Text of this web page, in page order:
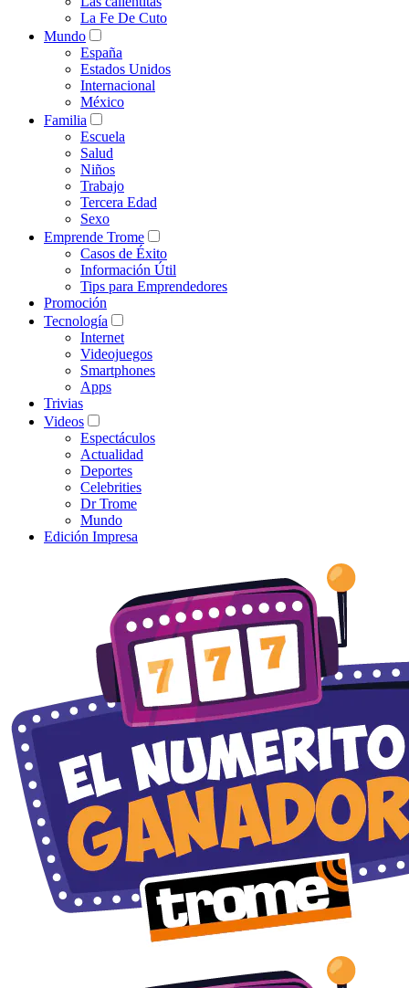
La Fe De Cuto
Mundo
España
Estados Unidos
Internacional
México
Familia
Escuela
Salud
Niños
Trabajo
Tercera Edad
Sexo
Emprende Trome
Casos de Éxito
Información Útil
Tips para Emprendedores
Promoción
Tecnología
Internet
Videojuegos
Smartphones
Apps
Trivias
Videos
Espectáculos
Actualidad
Deportes
Celebrities
Dr Trome
Mundo
Edición Impresa